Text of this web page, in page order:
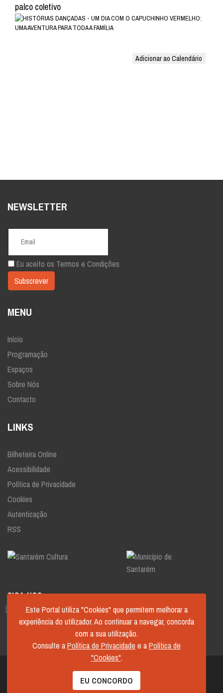
palco coletivo
Adicionar ao Calendário
NEWSLETTER
Eu aceito os Termos e Condições
MENU
Início
Programação
Espaços
Sobre Nós
Contacto
LINKS
Bilheteira Online
Acessibilidade
Política de Privacidade
Cookies
Autenticação
RSS
SIGA-NOS
© 2026 Santarém Cultura.
Município de Santarém.
Este Portal utiliza "Cookies" que permitem melhorar a
experiência do utilizador. Ao continuar a navegar, concorda
com a sua utilização.
Consulte aPolítica de Privacidade e aPolítica de
"Cookies".
EU CONCORDO